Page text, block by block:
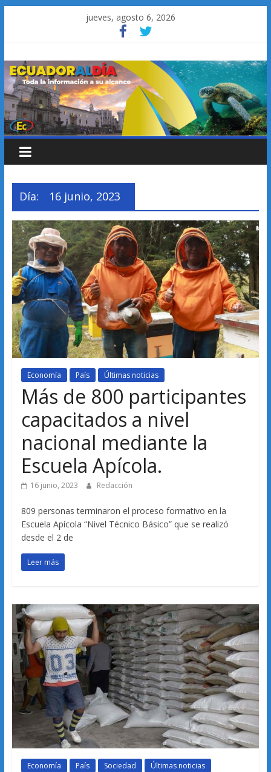
jueves, agosto 6, 2026
Día: 16 junio, 2023
Economía País Últimas noticias
Más de 800 participantes
capacitados a nivel
nacional mediante la
Escuela Apícola.
16 junio, 2023 Redacción
809 personas terminaron el proceso formativo en la
Escuela Apícola “Nivel Técnico Básico” que se realizó
desde el 2 de
Leer más
Economía País Sociedad Últimas noticias